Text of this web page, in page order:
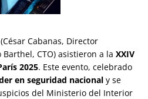
(César Cabanas, Director
CTO) asistieron a la XXIV
2025. Este evento, celebrado
en seguridad nacional y se
del Ministerio del Interior